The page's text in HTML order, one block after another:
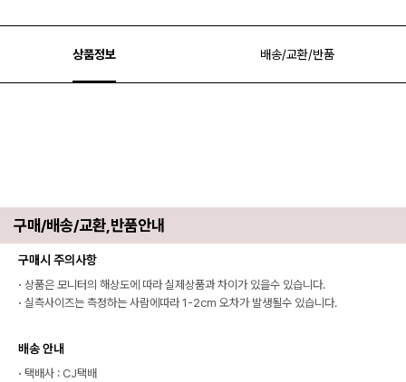
상품정보 배송/교환/반품
구매/배송/교환,반품안내
구매시 주의사항
· 상품은 모니터의 해상도에 따라 실제상품과 차이가 있을수 있습니다.
· 실측사이즈는 측정하는 사람에따라 1-2cm 오차가 발생될수 있습니다.
배송 안내
· 택배사 : CJ택배